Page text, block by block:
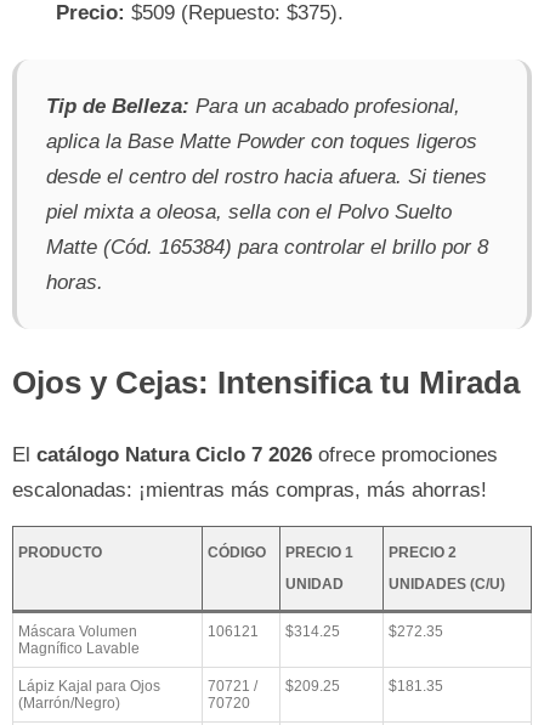
Precio: $509 (Repuesto: $375).
Tip de Belleza: Para un acabado profesional,
aplica la Base Matte Powder con toques ligeros
desde el centro del rostro hacia afuera. Si tienes
piel mixta a oleosa, sella con el Polvo Suelto
Matte (Cód. 165384) para controlar el brillo por 8
horas.
Ojos y Cejas: Intensifica tu Mirada
El catálogo Natura Ciclo 7 2026 ofrece promociones
escalonadas: ¡mientras más compras, más ahorras!
PRODUCTO CÓDIGO
PRECIO 1
UNIDAD
PRECIO 2
UNIDADES (C/U)
Máscara Volumen
Magnífico Lavable
106121 $314.25 $272.35
Lápiz Kajal para Ojos
(Marrón/Negro)
70721 /
70720
$209.25 $181.35